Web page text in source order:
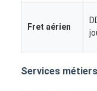
Fret aérien
Services